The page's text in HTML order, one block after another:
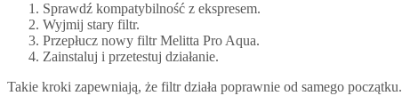
Sprawdź kompatybilność z ekspresem.
Wyjmij stary filtr.
Przepłucz nowy filtr Melitta Pro Aqua.
Zainstaluj i przetestuj działanie.
Takie kroki zapewniają, że filtr działa poprawnie od samego początku.